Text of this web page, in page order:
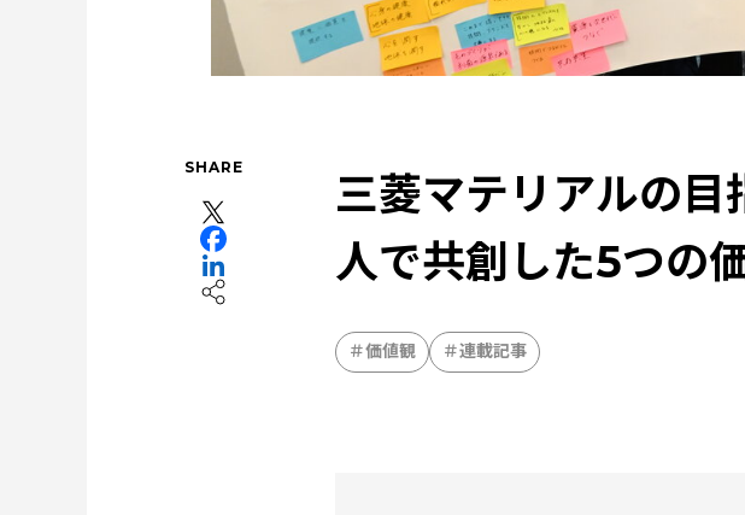
SHARE
三菱マテリアルの目
人で共創した5つの
価値観 連載記事